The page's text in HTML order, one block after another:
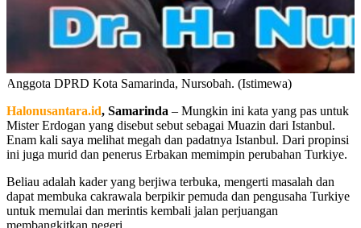
Anggota DPRD Kota Samarinda, Nursobah. (Istimewa)
Halonusantara.id, Samarinda – Mungkin ini kata yang pas untuk
Mister Erdogan yang disebut sebut sebagai Muazin dari Istanbul.
Enam kali saya melihat megah dan padatnya Istanbul. Dari propinsi
ini juga murid dan penerus Erbakan memimpin perubahan Turkiye.
Beliau adalah kader yang berjiwa terbuka, mengerti masalah dan
dapat membuka cakrawala berpikir pemuda dan pengusaha Turkiye
untuk memulai dan merintis kembali jalan perjuangan
membangkitkan negeri.